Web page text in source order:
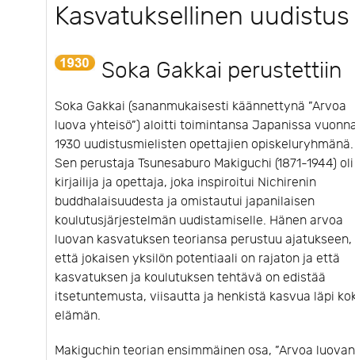
Kasvatuksellinen uudistus
Soka Gakkai perustettiin
Soka Gakkai (sananmukaisesti käännettynä ”Arvoa
luova yhteisö”) aloitti toimintansa Japanissa
1930 uudistusmielisten opettajien opiskeluryhmänä.
Sen perustaja Tsunesaburo Makiguchi (1871-1944) oli
kirjailija ja opettaja, joka inspiroitui Nichirenin
buddhalaisuudesta ja omistautui japanilaisen
koulutusjärjestelmän uudistamiselle. Hänen arvoa
luovan kasvatuksen teoriansa perustuu ajatukseen,
että jokaisen yksilön potentiaali on rajaton ja että
kasvatuksen ja koulutuksen tehtävä on edistää
itsetuntemusta, viisautta ja henkistä kasvua läpi
elämän.
Makiguchin teorian ensimmäinen osa, ”Arvoa